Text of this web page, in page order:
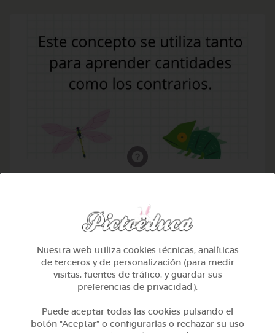
Muchos-pocos
Nuestra web utiliza cookies técnicas, analíticas
de terceros y de personalización (para medir
visitas, fuentes de tráfico, y guardar sus
preferencias de privacidad).
Puede aceptar todas las cookies pulsando el
botón “Aceptar” o configurarlas o rechazar su uso